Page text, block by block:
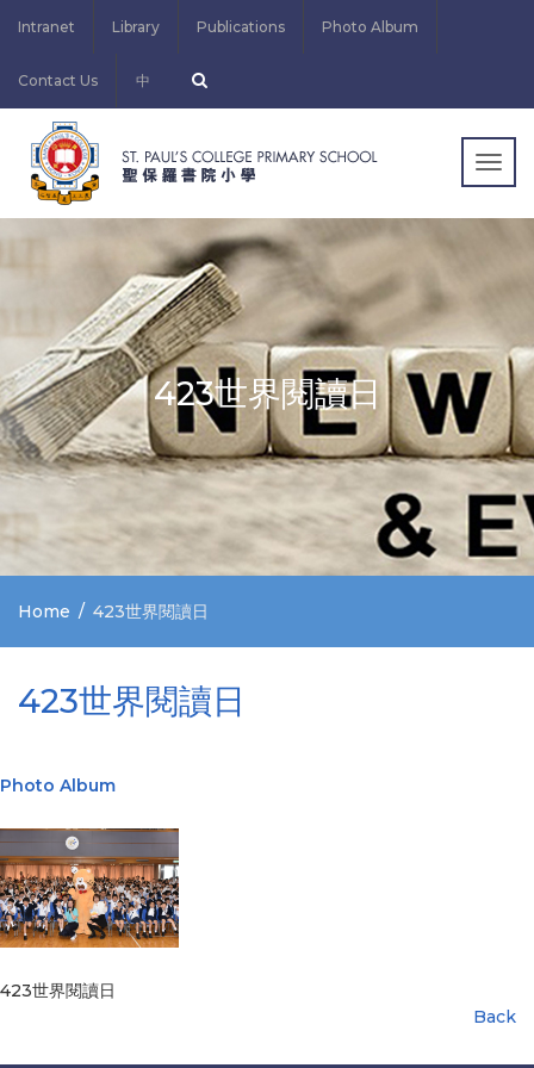
Intranet Library Publications Photo Album
Contact Us 中
423世界閱讀日
Home 423世界閱讀日
423世界閱讀日
Photo Album
423世界閱讀日
Back